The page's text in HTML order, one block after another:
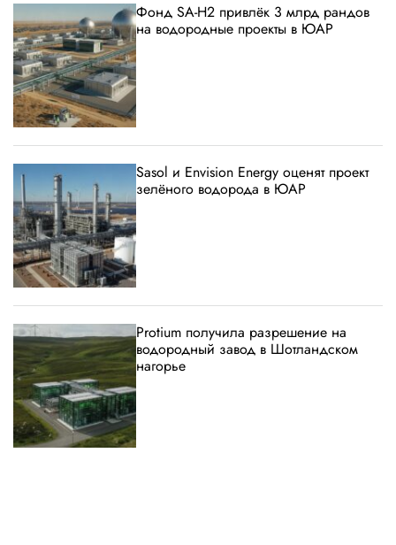
Фонд SA-H2 привлёк 3 млрд рандов
на водородные проекты в ЮАР
Sasol и Envision Energy оценят проект
зелёного водорода в ЮАР
Protium получила разрешение на
водородный завод в Шотландском
нагорье